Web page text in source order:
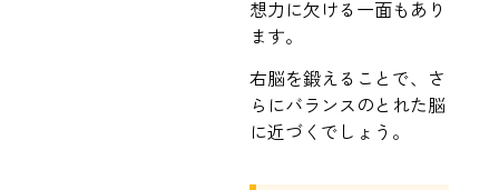
想力に欠ける一面もあり
ます。
右脳を鍛えることで、さ
らにバランスのとれた脳
に近づくでしょう。